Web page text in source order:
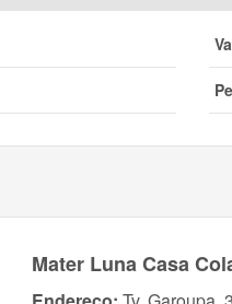
Mater Luna Casa